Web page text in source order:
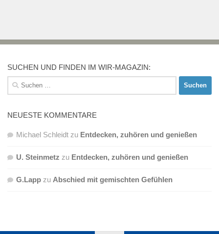
SUCHEN UND FINDEN IM WIR-MAGAZIN:
Suchen
nach:
NEUESTE KOMMENTARE
Michael Schleidt zu Entdecken, zuhören und genießen
U. Steinmetz zu Entdecken, zuhören und genießen
G.Lapp zu Abschied mit gemischten Gefühlen